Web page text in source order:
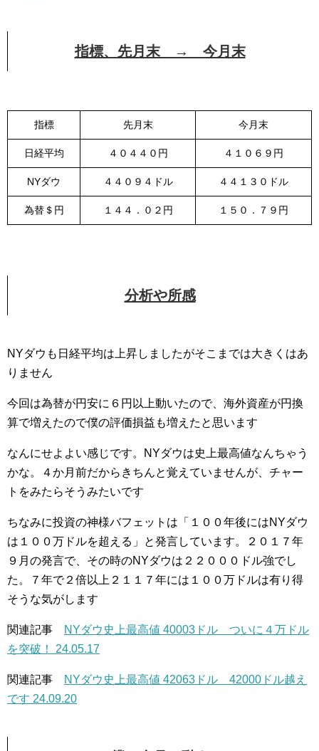
指標、先月末 → 今月末
指標 先月末 今月末
日経平均 ４０４４０円 ４１０６９円
NYダウ ４４０９４ドル ４４１３０ドル
為替＄円 １４４．０２円 １５０．７９円
分析や所感
NYダウも日経平均は上昇しましたがそこまでは大きくはあ
りません
今回は為替が円安に６円以上動いたので、海外資産が円換
算で増えたので僕の評価損益も増えたと思います
なんにせよよい感じです。NYダウは史上最高値なんちゃう
かな。４か月前だからきちんと覚えていませんが、チャー
トをみたらそうみたいです
ちなみに投資の神様バフェットは「１００年後にはNYダウ
は１００万ドルを超える」と発言しています。２０１７年
９月の発言で、その時のNYダウは２２０００ドル強でし
た。７年で２倍以上２１１７年には１００万ドルは有り得
そうな気がします
関連記事
NYダウ史上最高値 40003ドル ついに４万ドル
を突破！ 24.05.17
関連記事
NYダウ史上最高値 42063ドル 42000ドル越え
です 24.09.20